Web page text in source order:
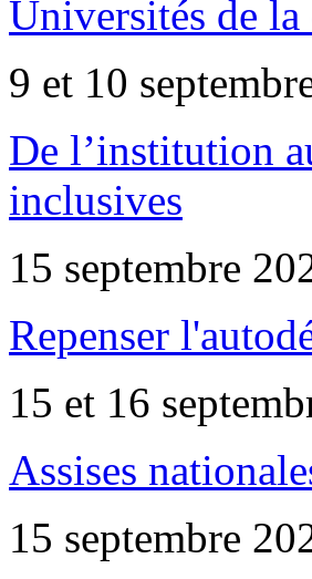
Universités de
9 et 10
De l’institution
inclusives
15 septembre
Repenser
15 et 16
Assises
15 septembre